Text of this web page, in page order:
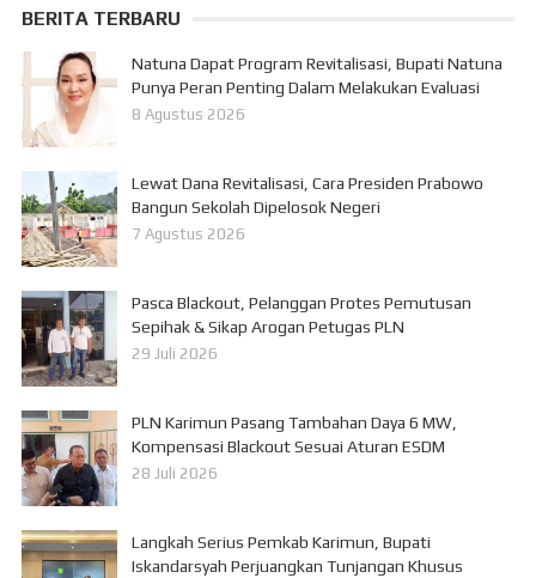
BERITA TERBARU
Natuna Dapat Program Revitalisasi, Bupati Natuna
Punya Peran Penting Dalam Melakukan Evaluasi
8 Agustus 2026
Lewat Dana Revitalisasi, Cara Presiden Prabowo
Bangun Sekolah Dipelosok Negeri
7 Agustus 2026
Pasca Blackout, Pelanggan Protes Pemutusan
Sepihak & Sikap Arogan Petugas PLN
29 Juli 2026
PLN Karimun Pasang Tambahan Daya 6 MW,
Kompensasi Blackout Sesuai Aturan ESDM
28 Juli 2026
Langkah Serius Pemkab Karimun, Bupati
Iskandarsyah Perjuangkan Tunjangan Khusus